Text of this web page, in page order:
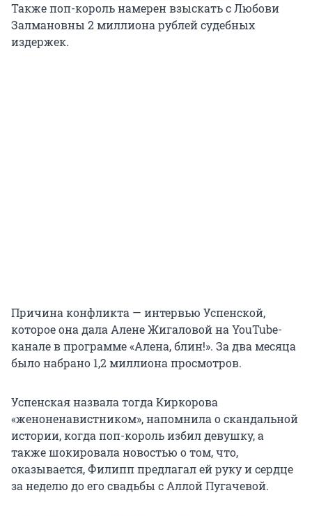
Также поп-король намерен взыскать с Любови
Залмановны 2 миллиона рублей судебных
издержек.
Причина конфликта — интервью Успенской,
которое она дала Алене Жигаловой на YouTube-
канале в программе «Алена, блин!». За два месяца
было набрано 1,2 миллиона просмотров.
Успенская назвала тогда Киркорова
«женоненавистником», напомнила о скандальной
истории, когда поп-король избил девушку, а
также шокировала новостью о том, что,
оказывается, Филипп предлагал ей руку и сердце
за неделю до его свадьбы с Аллой Пугачевой.